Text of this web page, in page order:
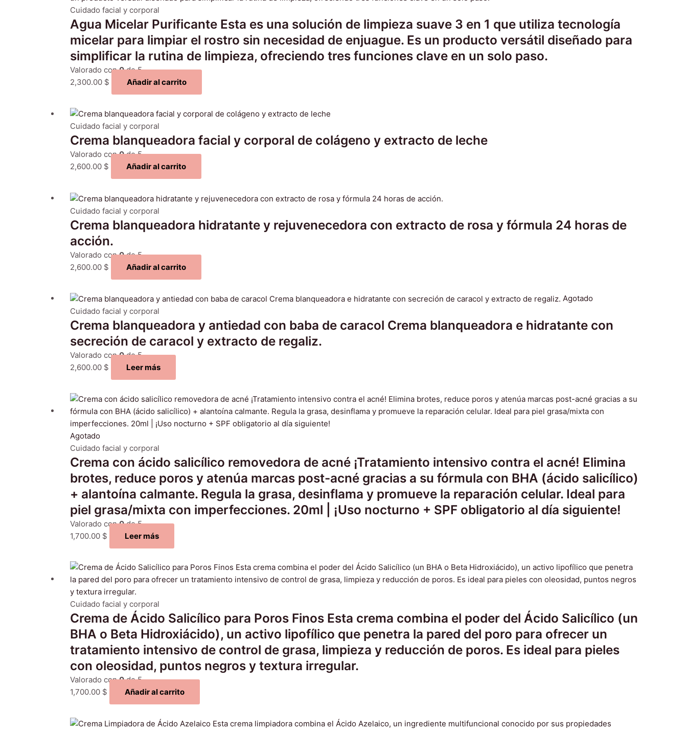
Cuidado facial y corporal
Agua Micelar Purificante Esta es una solución de limpieza suave 3 en 1 que utiliza tecnología
micelar para limpiar el rostro sin necesidad de enjuague. Es un producto versátil diseñado para
simplificar la rutina de limpieza, ofreciendo tres funciones clave en un solo paso.
Valorado con0de 5
2,300.00 $ Añadir al carrito
Cuidado facial y corporal
Crema blanqueadora facial y corporal de colágeno y extracto de leche
Valorado con0de 5
2,600.00 $ Añadir al carrito
Cuidado facial y corporal
Crema blanqueadora hidratante y rejuvenecedora con extracto de rosa y fórmula 24 horas de
acción.
Valorado con0de 5
2,600.00 $ Añadir al carrito
Agotado
Cuidado facial y corporal
Crema blanqueadora y antiedad con baba de caracol Crema blanqueadora e hidratante con
secreción de caracol y extracto de regaliz.
Valorado con0de 5
2,600.00 $ Leer más
Agotado
Cuidado facial y corporal
Crema con ácido salicílico removedora de acné ¡Tratamiento intensivo contra el acné! Elimina
brotes, reduce poros y atenúa marcas post-acné gracias a su fórmula con BHA (ácido salicílico)
+ alantoína calmante. Regula la grasa, desinflama y promueve la reparación celular. Ideal para
piel grasa/mixta con imperfecciones. 20ml | ¡Uso nocturno + SPF obligatorio al día siguiente!
Valorado con0de 5
1,700.00 $ Leer más
Cuidado facial y corporal
Crema de Ácido Salicílico para Poros Finos Esta crema combina el poder del Ácido Salicílico (un
BHA o Beta Hidroxiácido), un activo lipofílico que penetra la pared del poro para ofrecer un
tratamiento intensivo de control de grasa, limpieza y reducción de poros. Es ideal para pieles
con oleosidad, puntos negros y textura irregular.
Valorado con0de 5
1,700.00 $ Añadir al carrito